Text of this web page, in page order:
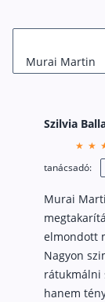
Murai Martin
Szilvia
tanácsadó:
Murai
elmondott
Nagyon
rátukmálni
hanem